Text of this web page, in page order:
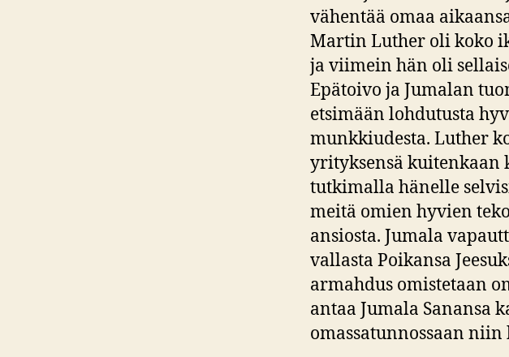
vähentää omaa
Martin Luther oli koko
ja viimein hän oli
Epätoivo ja Jumalan
etsimään lohdutusta
munkkiudesta. Luther
yrityksensä kuitenkaan
tutkimalla hänelle
meitä omien hyvien
ansiosta. Jumala
vallasta Poikansa
armahdus omistetaan
antaa Jumala Sanansa
omassatunnossaan